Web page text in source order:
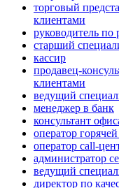
торговый
клиентами
руководитель по
старший
кассир
продавец-
клиентами
ведущий
менеджер в банк
консультант
оператор
оператор call-
администратор
ведущий
директор по